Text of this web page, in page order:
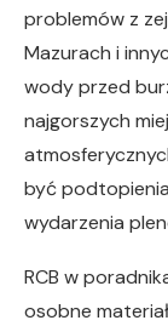
problemów z
Mazurach i
wody przed
najgorszych
być
wydarzenia
RCB w
osobne